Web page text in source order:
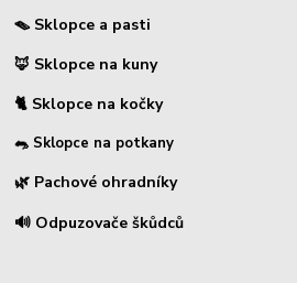
🪤 Sklopce a pasti
🦊 Sklopce na kuny
🐈 Sklopce na kočky
🐀 Sklopce na potkany
🌿 Pachové ohradníky
🔊 Odpuzovače škůdců